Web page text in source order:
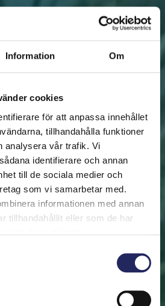
Information Om
cookies
för att anpassa innehållet
tillhandahålla funktioner
analysera vår trafik. Vi
identifierare och annan
till de sociala medier och
som vi samarbetar med.
informationen med annan
tillhandahållit eller som de har
ÖSTERSJÖN RÄDDA EN BIT
en bit
Östersjön. Du kan också ge den
present. En bit av Östersjön är